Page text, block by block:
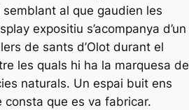
al que gaudien les
expositiu s’acompanya d’un
de sants d’Olot durant el
les quals hi ha la marquesa de
naturals. Un espai buit ens
que es va fabricar.